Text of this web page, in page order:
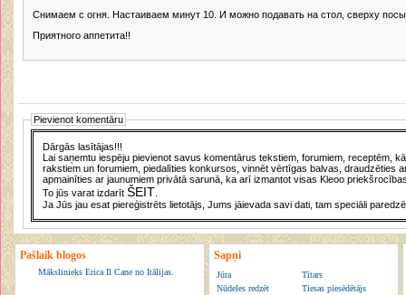
Снимаем с огня. Настаиваем минут 10. И можно подавать на стол, сверху
Приятного аппетита!!
Pievienot komentāru
Dārgās lasītājas!!!
Lai saņemtu iespēju pievienot savus komentārus tekstiem, forumiem, receptēm,
rakstiem un forumiem, piedalīties konkursos, vinnēt vērtīgas balvas, draudzēties
apmainīties ar jaunumiem privātā sarunā, ka arī izmantot visas Kleoo
To jūs varat izdarītŠEIT
Ja Jūs jau esat piereģistrēts lietotājs, Jums jāievada savi dati, tam speciāli
Pašlaik blogos
Mākslinieks Erica Il Cane no Itālijas.
Sapņi
Jūra
Tītars
Nūdeles redzēt
Tiesas piesēdētājs